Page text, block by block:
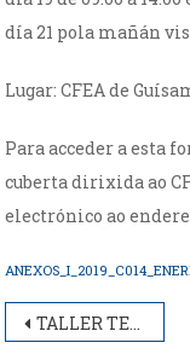
día 21 pola mañán
Lugar: CFEA de
Para acceder a esta
cuberta dirixida ao
electrónico ao
Navegación
TALLER TEMÁTICO SOBRE TÉCNICAS DE PRODUCIÓN DOS CULTIVOS DO LIÑO E O CÁÑAMO